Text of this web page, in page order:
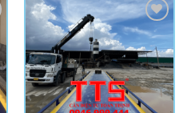
Add to
Wishlist